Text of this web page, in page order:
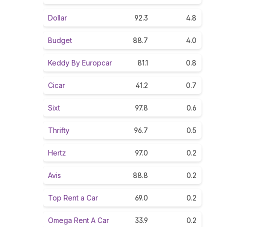
Dollar 92.3 4.8
Budget 88.7 4.0
Keddy By Europcar 81.1 0.8
Cicar 41.2 0.7
Sixt 97.8 0.6
Thrifty 96.7 0.5
Hertz 97.0 0.2
Avis 88.8 0.2
Top Rent a Car 69.0 0.2
Omega Rent A Car 33.9 0.2